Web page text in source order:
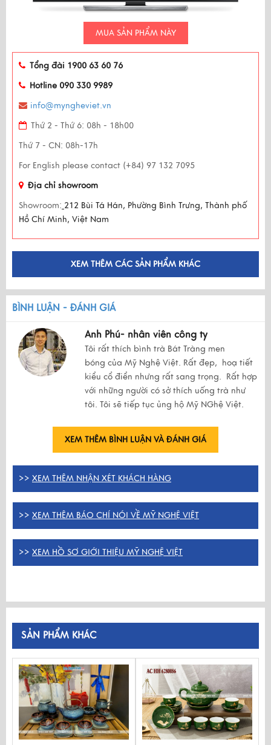
MUA SẢN PHẨM NÀY
Tổng đài 1900 63 60 76
Hotline 090 330 9989
info@myngheviet.vn
Thứ 2 - Thứ 6: 08h - 18h00
Thứ 7 - CN: 08h-17h
For English please contact (+84) 97 132 7095
Địa chỉ showroom
Showroom: 212 Bùi Tá Hán, Phường Bình Trưng, Thành phố
Hồ Chí Minh, Việt Nam
XEM THÊM CÁC SẢN PHẨM KHÁC
BÌNH LUẬN - ĐÁNH GIÁ
Anh Phú- nhân viên công ty
Tôi rất thích bình trà Bát Tràng men
bóng của Mỹ Nghệ Việt. Rất đẹp, hoạ tiết
kiểu cổ điển nhưng rất sang trọng. Rất hợp
với những người có sở thích uống trà như
tôi. Tôi sẽ tiếp tục ủng hộ Mỹ NGhệ Việt.
XEM THÊM BÌNH LUẬN VÀ ĐÁNH GIÁ
>> XEM THÊM NHẬN XÉT KHÁCH HÀNG
>> XEM THÊM BÁO CHÍ NÓI VỀ MỸ NGHỆ VIỆT
>> XEM HỒ SƠ GIỚI THIỆU MỸ NGHỆ VIỆT
SẢN PHẨM KHÁC